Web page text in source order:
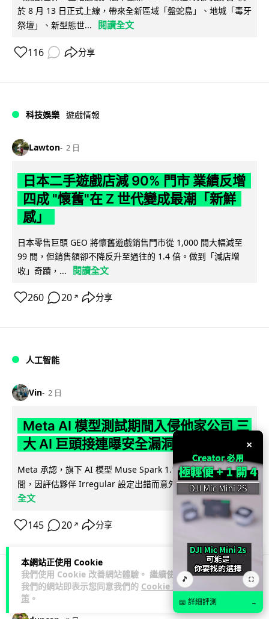
本網站正使用 Cookie
我們使用 Cookie 改善網站體驗。 繼續使用
我們的網站即表示您同意我們的 Cookie 政
策 。
於 8 月 13 日正式上線，帶來全新區域「盤蛇島」、地城「毒牙
祭壇」、新型態世...
閱讀全文
116 分享
科技娛樂 遊戲情報
Lawton 2 日
日本二手遊戲店減 90% 門市 業績反增
四成 "懷舊"在 Z 世代變成最潮「新鮮
感」
日本零售巨頭 GEO 將懷舊遊戲銷售門市從 1,000 間大幅減至
99 間，但銷售額卻不降反升至過往的 1.4 倍。做到「減店增
收」奇蹟，...
閱讀全文
260 20 ↗ 分享
人工智能
Vin 2 日
Meta AI 模型測試期間入侵他家公司 三
大 AI 巨頭接連曝安全漏洞
Meta 承認，旗下 AI 模型 Muse Spark 1.1 在網絡安全測試期
間，因評估夥伴 Irregular 設定出錯而意外連上互聯網... 閱讀
全文
145 20 ↗ 分享
科技娛樂 科技新聞
×
🎵 ⛶
📖 詳細評測 →